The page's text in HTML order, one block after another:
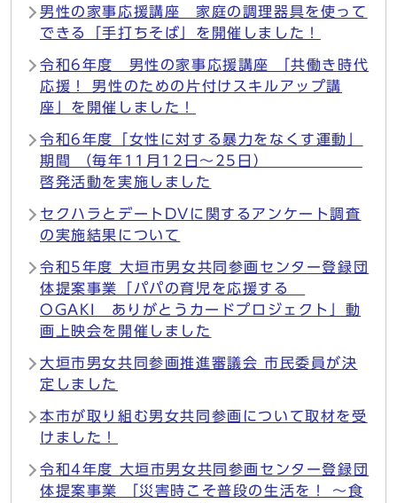
男性の家事応援講座 家庭の調理器具を使って
できる「手打ちそば」を開催しました！
令和6年度 男性の家事応援講座 「共働き時代
応援！ 男性のための片付けスキルアップ講
座」を開催しました！
令和6年度「女性に対する暴力をなくす運動」
期間 （毎年11月12日～25日）
啓発活動を実施しました
セクハラとデートDVに関するアンケート調査
の実施結果について
令和5年度 大垣市男女共同参画センター登録団
体提案事業「パパの育児を応援する
OGAKI ありがとうカードプロジェクト」動
画上映会を開催しました
大垣市男女共同参画推進審議会 市民委員が決
定しました
本市が取り組む男女共同参画について取材を受
けました！
令和4年度 大垣市男女共同参画センター登録団
体提案事業 「災害時こそ普段の生活を！ ～食